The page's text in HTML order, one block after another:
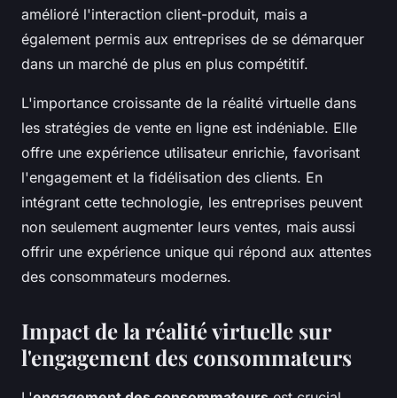
amélioré l'interaction client-produit, mais a
également permis aux entreprises de se démarquer
dans un marché de plus en plus compétitif.
L'importance croissante de la réalité virtuelle dans
les stratégies de vente en ligne est indéniable. Elle
offre une expérience utilisateur enrichie, favorisant
l'engagement et la fidélisation des clients. En
intégrant cette technologie, les entreprises peuvent
non seulement augmenter leurs ventes, mais aussi
offrir une expérience unique qui répond aux attentes
des consommateurs modernes.
Impact de la réalité virtuelle sur
l'engagement des consommateurs